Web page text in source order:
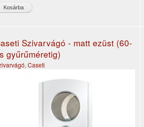
Szivarvágó - matt ezüst (60-
gyűrűméretig)
, Caseti